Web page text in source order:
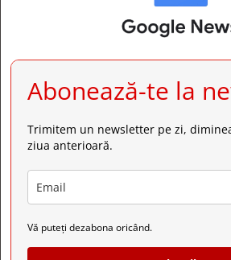
Abonează-te la
Trimitem un newsletter pe zi,
ziua anterioară.
Vă puteți dezabona oricând.